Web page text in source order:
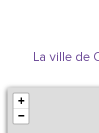
La ville de
+
−